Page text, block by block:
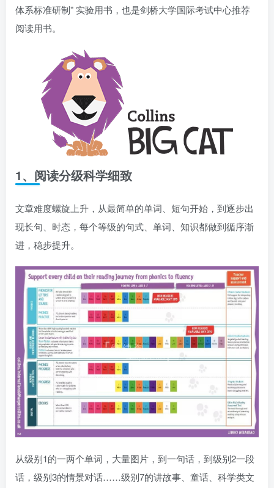
体系标准研制” 实验用书，也是剑桥大学国际考试中心推荐
阅读用书。
1、阅读分级科学细致
文章难度螺旋上升，从最简单的单词、短句开始，到逐步出
现长句、时态，每个等级的句式、单词、知识都做到循序渐
进，稳步提升。
从级别1的一两个单词，大量图片，到一句话，到级别2一段
话，级别3的情景对话……级别7的讲故事、童话、科学类文